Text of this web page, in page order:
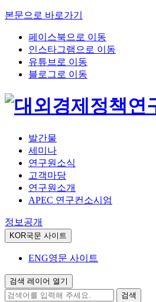
본문으로 바로가기
페이스북으로 이동
인스타그램으로 이동
유튜브로 이동
블로그로 이동
발간물
세미나
연구원소식
고객마당
연구원소개
APEC 연구컨소시엄
정보공개
KOR국문 사이트
ENG영문 사이트
검색 레이어 열기
검색